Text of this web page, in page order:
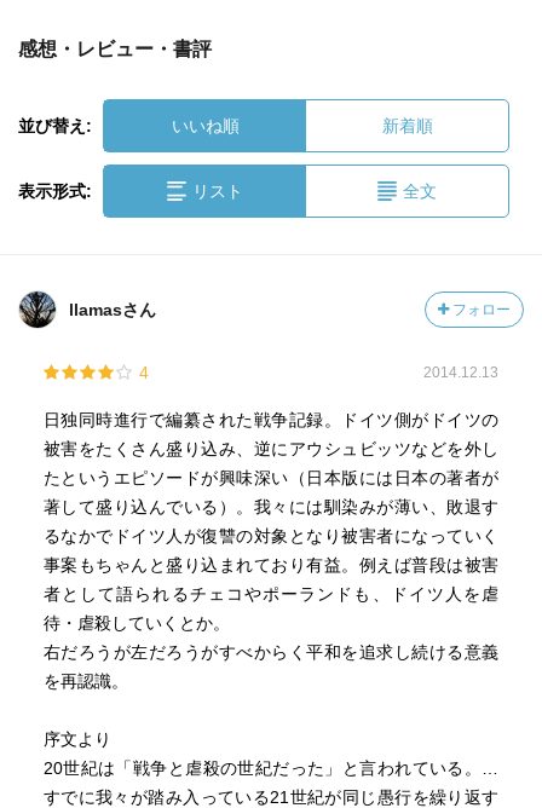
感想・レビュー・書評
並び替え: いいね順 新着順
表示形式: リスト 全文
llamasさん フォロー
4 2014.12.13
日独同時進行で編纂された戦争記録。ドイツ側がドイツの
被害をたくさん盛り込み、逆にアウシュビッツなどを外し
たというエピソードが興味深い（日本版には日本の著者が
著して盛り込んでいる）。我々には馴染みが薄い、敗退す
るなかでドイツ人が復讐の対象となり被害者になっていく
事案もちゃんと盛り込まれており有益。例えば普段は被害
者として語られるチェコやポーランドも、ドイツ人を虐
待・虐殺していくとか。
右だろうが左だろうがすべからく平和を追求し続ける意義
を再認識。
序文より
20世紀は「戦争と虐殺の世紀だった」と言われている。…
すでに我々が踏み入っている21世紀が同じ愚行を繰り返す